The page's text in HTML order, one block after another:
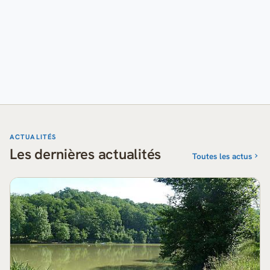
ACTUALITÉS
Les dernières actualités Toutes les actus